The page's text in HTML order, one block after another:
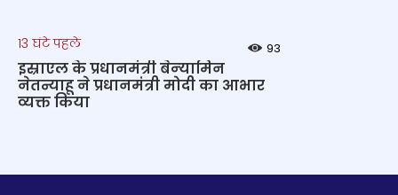
13 घंटे पहले 93
इस्राएल के प्रधानमंत्री बेन्‍यामिन
नेतन्याहू ने प्रधानमंत्री मोदी का आभार
व्यक्त किया